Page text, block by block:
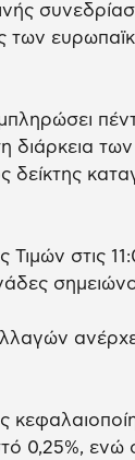
των
διάρκεια
δείκτης
Τιμών στις
0,25%, ενώ